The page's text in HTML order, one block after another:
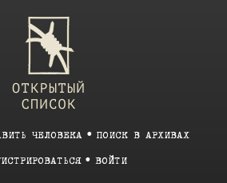
ЧЕЛОВЕКА ПОИСК В АРХИВАХ
ВОЙТИ